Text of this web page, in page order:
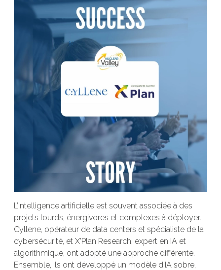
L’intelligence artificielle est souvent associée à des
projets lourds, énergivores et complexes à déployer.
Cyllene, opérateur de data centers et spécialiste de la
cybersécurité, et X'Plan Research, expert en IA et
algorithmique, ont adopté une approche différente.
Ensemble, ils ont développé un modèle d’IA sobre,